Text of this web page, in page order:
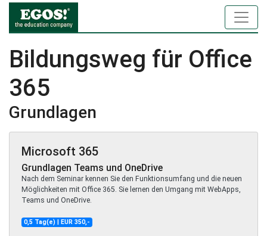
Bildungsweg für Office
365
Grundlagen
Microsoft 365
Grundlagen Teams und OneDrive
Nach dem Seminar kennen Sie den Funktionsumfang und die neuen
Möglichkeiten mit Office 365. Sie lernen den Umgang mit WebApps,
Teams und OneDrive.
0,5 Tag(e) | EUR 350,-